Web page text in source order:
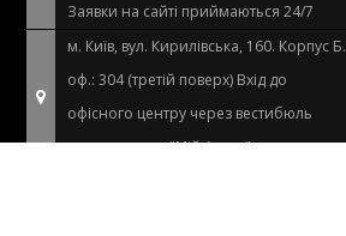
Заявки на сайті приймаються 24/7
м. Київ, вул. Кирилівська, 160. Корпус Б.
оф.: 304 (третій поверх) Вхід до
офісного центру через вестибюль
супермаркету "Мій Ашан"